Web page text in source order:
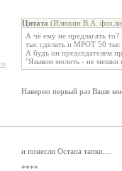
Цитата (Илюхин В.А.
А чё ему не предлагать
тыс сделать и МРОТ 50 тыс
А будь он председателем
"Языком молоть - не мешки
Наверно первый раз Ваше
и понесли Остапа тапки....
****